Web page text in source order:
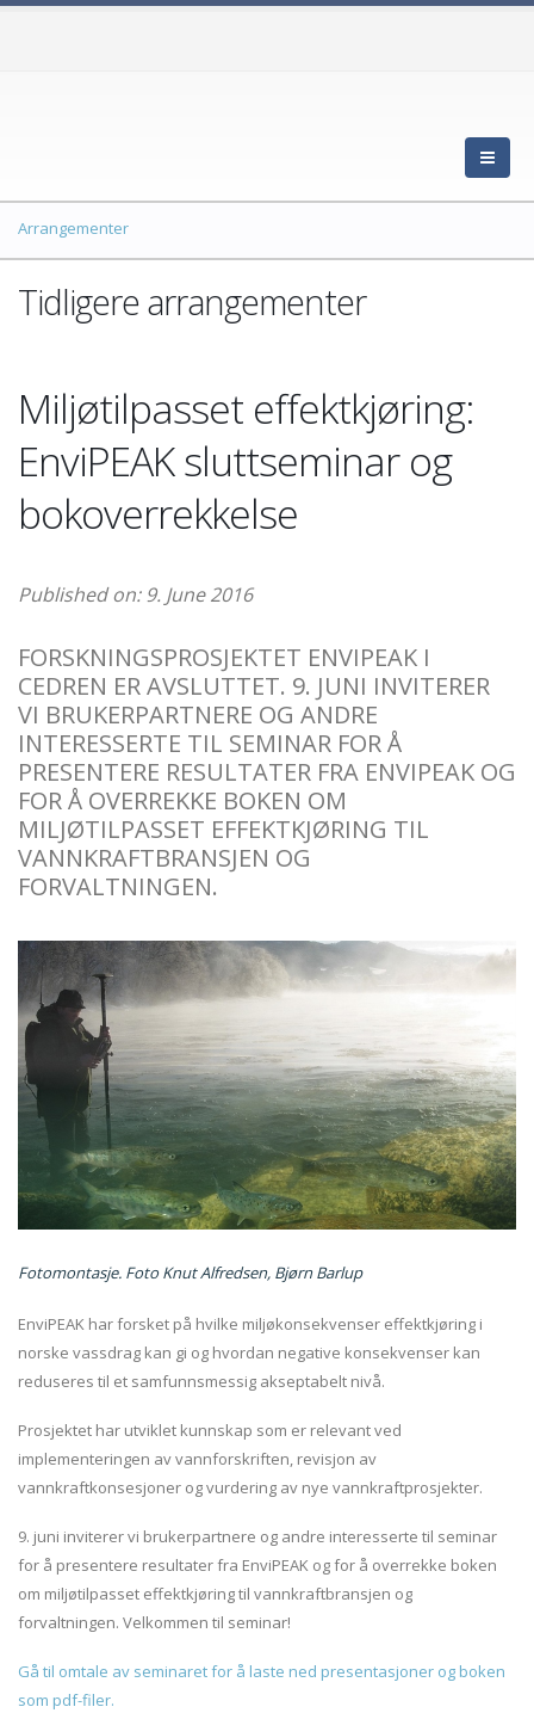
Arrangementer
Tidligere arrangementer
Miljøtilpasset effektkjøring:
EnviPEAK sluttseminar og
bokoverrekkelse
Published on: 9. June 2016
FORSKNINGSPROSJEKTET ENVIPEAK I
CEDREN ER AVSLUTTET. 9. JUNI INVITERER
VI BRUKERPARTNERE OG ANDRE
INTERESSERTE TIL SEMINAR FOR Å
PRESENTERE RESULTATER FRA ENVIPEAK OG
FOR Å OVERREKKE BOKEN OM
MILJØTILPASSET EFFEKTKJØRING TIL
VANNKRAFTBRANSJEN OG
FORVALTNINGEN.
Fotomontasje. Foto Knut Alfredsen, Bjørn Barlup
EnviPEAK har forsket på hvilke miljøkonsekvenser effektkjøring i
norske vassdrag kan gi og hvordan negative konsekvenser kan
reduseres til et samfunnsmessig akseptabelt nivå.
Prosjektet har utviklet kunnskap som er relevant ved
implementeringen av vannforskriften, revisjon av
vannkraftkonsesjoner og vurdering av nye vannkraftprosjekter.
9. juni inviterer vi brukerpartnere og andre interesserte til seminar
for å presentere resultater fra EnviPEAK og for å overrekke boken
om miljøtilpasset effektkjøring til vannkraftbransjen og
forvaltningen. Velkommen til seminar!
Gå til omtale av seminaret for å laste ned presentasjoner og boken
som pdf-filer.